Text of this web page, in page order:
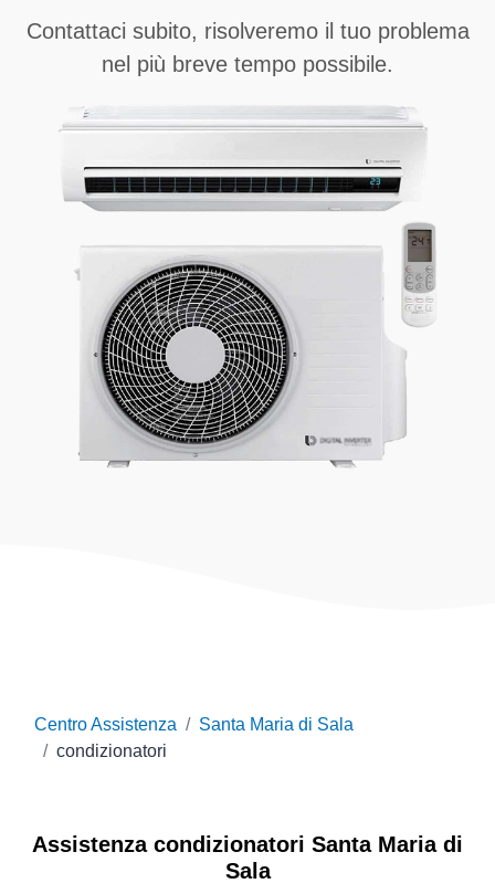
Contattaci subito, risolveremo il tuo problema
nel più breve tempo possibile.
Centro Assistenza
Santa Maria di Sala
condizionatori
Assistenza condizionatori Santa Maria di
Sala